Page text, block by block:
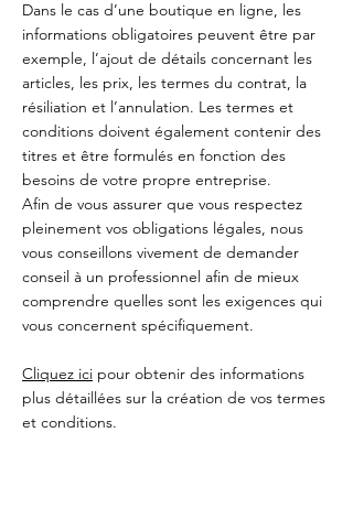
Dans le cas d’une boutique en ligne, les
informations obligatoires peuvent être par
exemple, l’ajout de détails concernant les
articles, les prix, les termes du contrat, la
résiliation et l’annulation. Les termes et
conditions doivent également contenir des
titres et être formulés en fonction des
besoins de votre propre entreprise.
Afin de vous assurer que vous respectez
pleinement vos obligations légales, nous
vous conseillons vivement de demander
conseil à un professionnel afin de mieux
comprendre quelles sont les exigences qui
vous concernent spécifiquement.
Cliquez ici pour obtenir des informations
plus détaillées sur la création de vos termes
et conditions.